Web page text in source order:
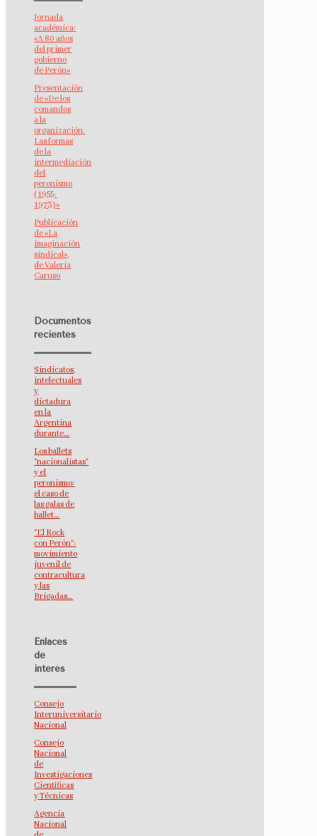
Jornada
académica:
«A 80 años
del primer
gobierno
de Perón»
Presentación
de «De los
comandos
a la
organización.
Las formas
de la
intermediación
del
peronismo
(1955-
1973)»
Publicación
de «La
imaginación
sindical»,
de Valeria
Caruso
Documentos
recientes
Sindicatos,
intelectuales
y
dictadura
en la
Argentina
durante…
Los ballets
“nacionalistas”
y el
peronismo:
el caso de
las galas de
ballet…
“El Rock
con Perón”:
movimiento
juvenil de
contracultura
y las
Brigadas…
Enlaces
de
interés
Consejo
Interuniversitario
Nacional
Consejo
Nacional
de
Investigaciones
Científicas
y Técnicas
Agencia
Nacional